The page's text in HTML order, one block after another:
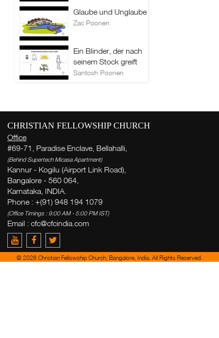
Glaube und Unglaube
Zac Poonen
Ein Blinder, der nach
seinem Stock greift
Santosh Poonen
CHRISTIAN FELLOWSHIP CHURCH
Office
#69-71, Paradise Enclave, Bellahalli,
(Behind Supertech Micasa Apartment)
Kannur - Kogilu (Airport Link Road),
Bangalore - 560 064,
Karnataka, INDIA.
Phone : +(91) 948 194 1079
(Office Timings : 9:00 AM - 5:00 PM IST)
Email : cfc@cfcindia.com
© 2026 Christian Fellowship Church, Bangalore, India. All Rights Reserved.